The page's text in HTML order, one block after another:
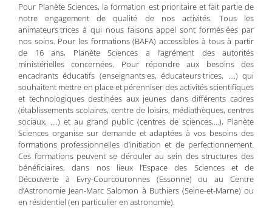
Pour Planète Sciences, la formation est prioritaire et fait partie de
notre engagement de qualité de nos activités. Tous les
animateurs·trices à qui nous faisons appel sont formés·ées par
nos soins. Pour les formations (BAFA) accessibles à tous à partir
de 16 ans, Planète Sciences a l’agrément des autorités
ministérielles concernées. Pour répondre aux besoins des
encadrants éducatifs (enseignants·es, éducateurs·trices, ….) qui
souhaitent mettre en place et pérenniser des activités scientifiques
et technologiques destinées aux jeunes dans différents cadres
(établissements scolaires, centre de loisirs, médiathèques, centres
sociaux, ….) et au grand public (centres de sciences,…), Planète
Sciences organise sur demande et adaptées à vos besoins des
formations professionnelles d’initiation et de perfectionnement.
Ces formations peuvent se dérouler au sein des structures des
bénéficiaires, dans nos lieux l’Espace des Sciences et de
Découverte à Evry-Courcouronnes (Essonne) ou au Centre
d’Astronomie Jean-Marc Salomon à Buthiers (Seine-et-Marne) ou
en résidentiel (en particulier en astronomie).